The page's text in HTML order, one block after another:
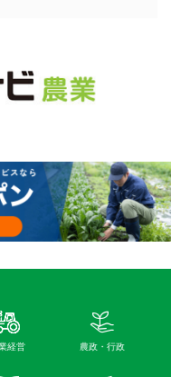
経営 農政・行政